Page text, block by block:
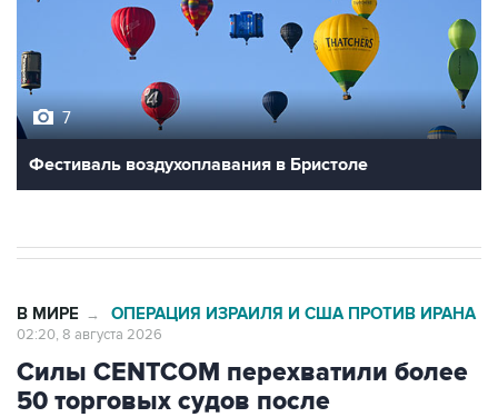
Фестиваль воздухоплавания в Бристоле
Силы CENTCOM перехватили более
50 торговых судов после
возобновления блокады Ирана